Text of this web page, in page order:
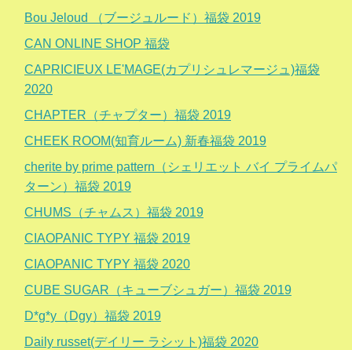
Bou Jeloud （ブージュルード）福袋 2019
CAN ONLINE SHOP 福袋
CAPRICIEUX LE'MAGE(カプリシュレマージュ)福袋
2020
CHAPTER（チャプター）福袋 2019
CHEEK ROOM(知育ルーム) 新春福袋 2019
cherite by prime pattern（シェリエット バイ プライムパ
ターン）福袋 2019
CHUMS（チャムス）福袋 2019
CIAOPANIC TYPY 福袋 2019
CIAOPANIC TYPY 福袋 2020
CUBE SUGAR（キューブシュガー）福袋 2019
D*g*y（Dgy）福袋 2019
Daily russet(デイリー ラシット)福袋 2020